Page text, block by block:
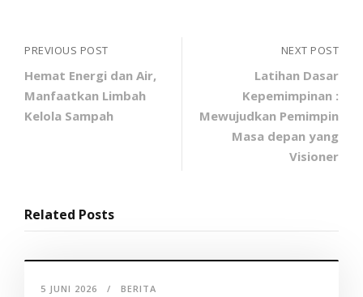
PREVIOUS POST
Hemat Energi dan Air,
Manfaatkan Limbah
Kelola Sampah
NEXT POST
Latihan Dasar
Kepemimpinan :
Mewujudkan Pemimpin
Masa depan yang
Visioner
Related Posts
5 JUNI 2026 BERITA